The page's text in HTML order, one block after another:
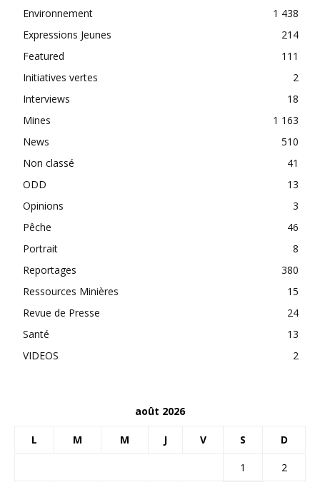
Environnement
1 438
Expressions Jeunes
214
Featured
111
Initiatives vertes
2
Interviews
18
Mines
1 163
News
510
Non classé
41
ODD
13
Opinions
3
Pêche
46
Portrait
8
Reportages
380
Ressources Minières
15
Revue de Presse
24
Santé
13
VIDEOS
2
août 2026
L M M J V S D
1
2